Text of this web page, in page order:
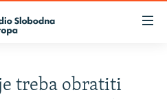
treba obratiti